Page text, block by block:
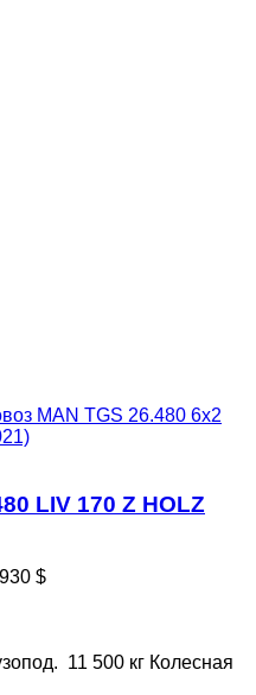
MAN TGS 26.480 6x2
LIV 170 Z HOLZ
$
11 500 кг Колесная